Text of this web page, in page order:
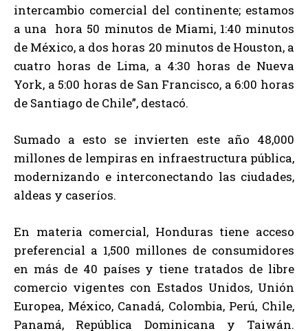
intercambio comercial del continente; estamos
a una hora 50 minutos de Miami, 1:40 minutos
de México, a dos horas 20 minutos de Houston, a
cuatro horas de Lima, a 4:30 horas de Nueva
York, a 5:00 horas de San Francisco, a 6:00 horas
de Santiago de Chile”, destacó.
Sumado a esto se invierten este año 48,000
millones de lempiras en infraestructura pública,
modernizando e interconectando las ciudades,
aldeas y caseríos.
En materia comercial, Honduras tiene acceso
preferencial a 1,500 millones de consumidores
en más de 40 países y tiene tratados de libre
comercio vigentes con Estados Unidos, Unión
Europea, México, Canadá, Colombia, Perú, Chile,
Panamá, República Dominicana y Taiwán.